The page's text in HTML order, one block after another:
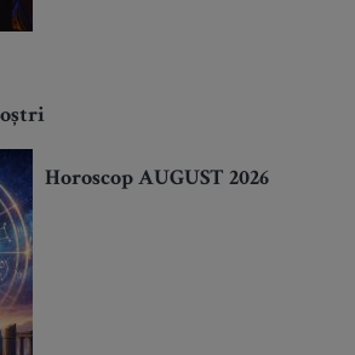
Horoscop AUGUST 2026